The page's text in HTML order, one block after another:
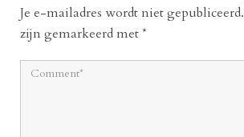
Je e-mailadres wordt niet gepubliceerd.
zijn gemarkeerd met*